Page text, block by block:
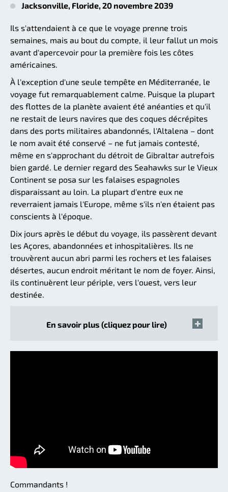
Jacksonville, Floride, 20 novembre 2039
Ils s'attendaient à ce que le voyage prenne trois
semaines, mais au bout du compte, il leur fallut un mois
avant d'apercevoir pour la première fois les côtes
américaines.
À l'exception d'une seule tempête en Méditerranée, le
voyage fut remarquablement calme. Puisque la plupart
des flottes de la planète avaient été anéanties et qu'il
ne restait de leurs navires que des coques décrépites
dans des ports militaires abandonnés, l'Altalena – dont
le nom avait été conservé – ne fut jamais contesté,
même en s'approchant du détroit de Gibraltar autrefois
bien gardé. Le dernier regard des Seahawks sur le Vieux
Continent se posa sur les falaises espagnoles
disparaissant au loin. La plupart d'entre eux ne
reverraient jamais l'Europe, même s'ils n'en étaient pas
conscients à l'époque.
Dix jours après le début du voyage, ils passèrent devant
les Açores, abandonnées et inhospitalières. Ils ne
trouvèrent aucun abri parmi les rochers et les falaises
désertes, aucun endroit méritant le nom de foyer. Ainsi,
ils continuèrent leur périple, vers l'ouest, vers leur
destinée.
En savoir plus (cliquez pour lire)
Commandants !